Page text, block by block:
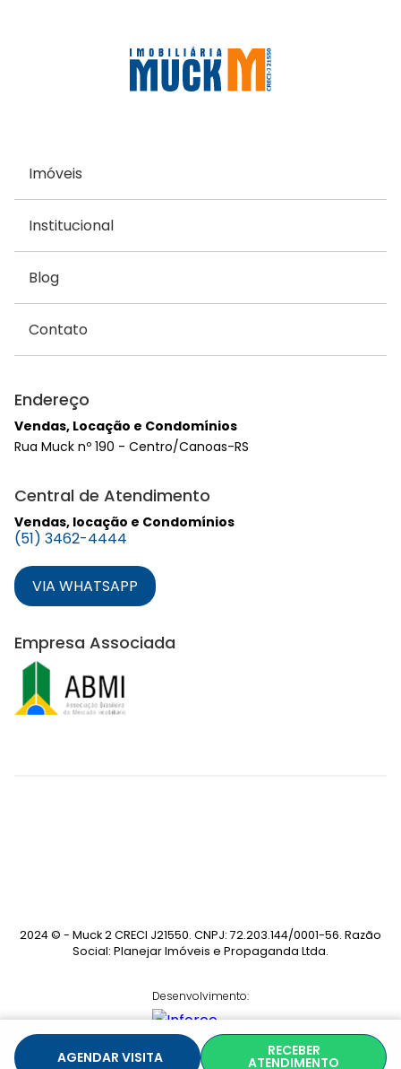
AGENDAR VISITA RECEBER
ATENDIMENTO
Imóveis
Institucional
Blog
Contato
Endereço
Vendas, Locação e Condomínios
Rua Muck nº 190 - Centro/Canoas-RS
Central de Atendimento
Vendas, locação e Condomínios
(51) 3462-4444
VIA WHATSAPP
Empresa Associada
2024 © - Muck 2 CRECI J21550. CNPJ: 72.203.144/0001-56. Razão
Social: Planejar Imóveis e Propaganda Ltda.
Desenvolvimento: